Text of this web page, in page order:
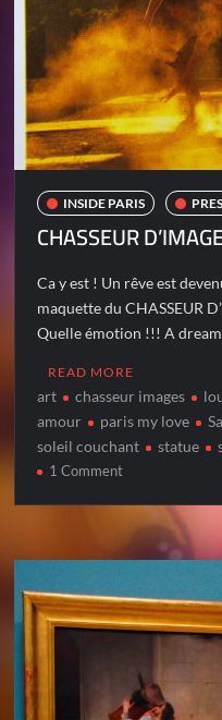
INSIDE PARIS
CHASSEUR
Ca y est ! Un rêve est
maquette du CHASSEUR
Quelle émotion !!! A
READ MORE
art chasseur images
amour
paris my love
soleil couchant
statue
1 Commenton
D’IMAGES
–
Octobre